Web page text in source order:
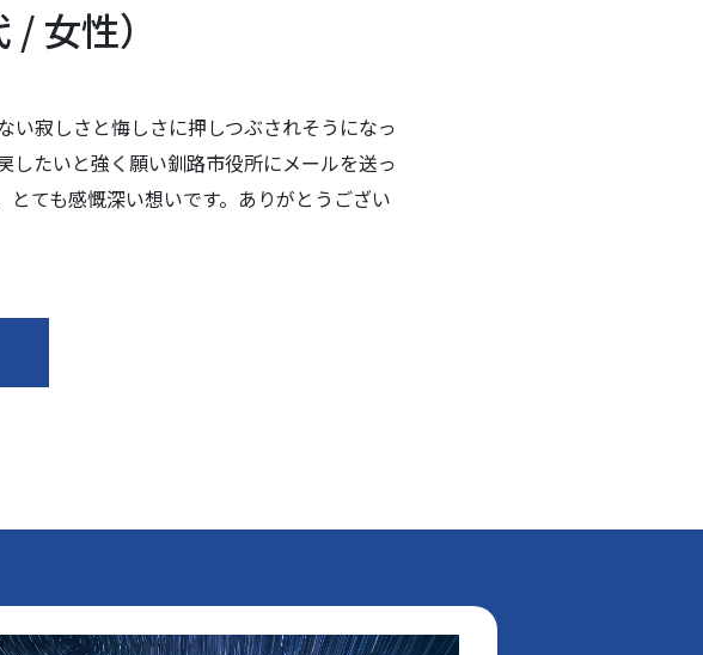
女性）
寂しさと悔しさに押しつぶされそうになっ
たいと強く願い釧路市役所にメールを送っ
ても感慨深い想いです。ありがとうござい